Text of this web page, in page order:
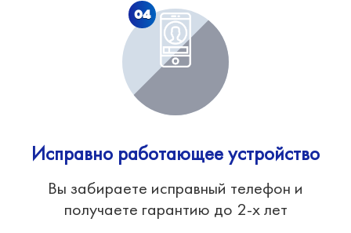
04
Исправно работающее устройство
Вы забираете исправный телефон и
получаете гарантию до 2-х лет